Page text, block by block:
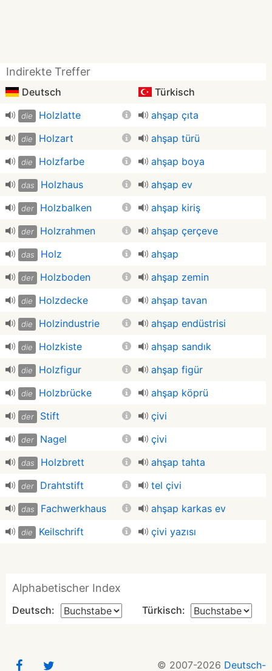
Indirekte Treffer
Deutsch Türkisch
die Holzlatte ahşap çıta
die Holzart ahşap türü
die Holzfarbe ahşap boya
das Holzhaus ahşap ev
der Holzbalken ahşap kiriş
der Holzrahmen ahşap çerçeve
das Holz ahşap
der Holzboden ahşap zemin
die Holzdecke ahşap tavan
die Holzindustrie ahşap endüstrisi
die Holzkiste ahşap sandık
die Holzfigur ahşap figür
die Holzbrücke ahşap köprü
der Stift çivi
der Nagel çivi
das Holzbrett ahşap tahta
der Drahtstift tel çivi
das Fachwerkhaus ahşap karkas ev
die Keilschrift çivi yazısı
Alphabetischer Index
Deutsch: Türkisch:
© 2007-2026 Deutsch-